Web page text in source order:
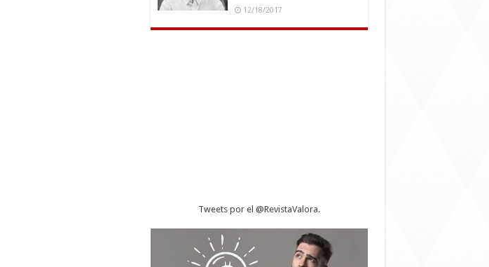
12/18/2017
Tweets por el @RevistaValora.